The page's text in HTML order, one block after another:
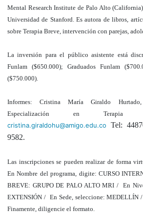
Mental Research Institute de Palo Alto
Universidad de Stanford. Es autora de libros,
sobre Terapia Breve, intervención con parejas,
La inversión para el público asistente está
Funlam ($650.000); Graduados Funlam
($750.000).
Informes: Cristina María Giraldo
Especialización en Terapia
cristina.giraldohu@amigo.edu.co Tel:
9582.
Las inscripciones se pueden realizar de forma
En Nombre del programa, digite: CURSO
BREVE: GRUPO DE PALO ALTO MRI / En
EXTENSIÓN / En Sede, seleccione: MEDELLÍN
Finamente, diligencie el formato.